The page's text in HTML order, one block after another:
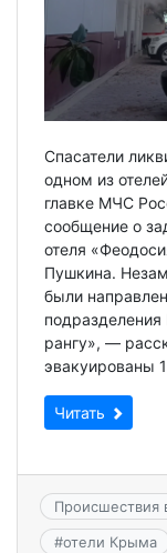
Спасатели
одном из
главке МЧС
сообщение о
отеля
Пушкина.
были
рангу», —
эвакуированы
Читать
Происшествия
#отели Крыма